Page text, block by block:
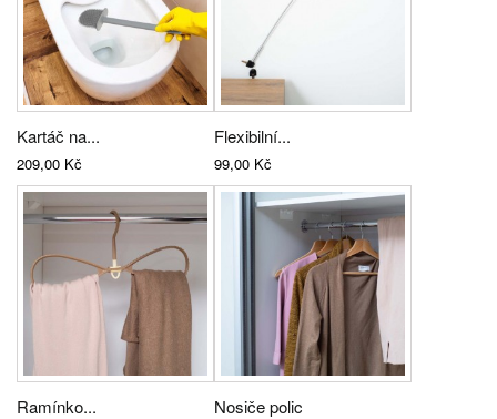
Kartáč na...
209,00 Kč
Flexibilní...
99,00 Kč
Ramínko... Nosiče polic